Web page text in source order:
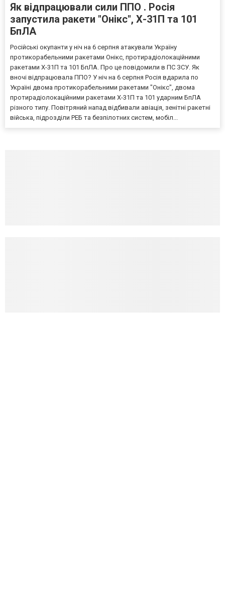
Як відпрацювали сили ППО . Росія
запустила ракети "Онікс", Х-31П та 101
БпЛА
Російські окупанти у ніч на 6 серпня атакували Україну
протикорабельними ракетами Онікс, протирадіолокаційними
ракетами Х-31П та 101 БпЛА. Про це повідомили в ПС ЗСУ. Як
вночі відпрацювала ППО? У ніч на 6 серпня Росія вдарила по
Україні двома протикорабельними ракетами "Онікс", двома
протирадіолокаційними ракетами Х-31П та 101 ударним БпЛА
різного типу. Повітряний напад відбивали авіація, зенітні ракетні
війська, підрозділи РЕБ та безпілотних систем, мобіл...